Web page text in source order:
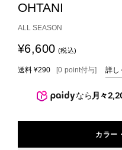
OHTANI
ALL SEASON
¥6,600 (税込)
送料 ¥290 [0 point付与] 詳し
なら月々
カラー